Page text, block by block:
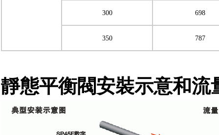
300 698
350 787
靜態平衡閥安裝示意和流